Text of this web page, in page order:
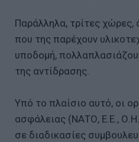
Παράλληλα, τρίτες
που της παρέχουν
υποδομή,
της αντίδρασης.
Υπό το πλαίσιο αυτό, οι
ασφάλειας (ΝΑΤΟ, Ε.Ε.,
σε διαδικασίες